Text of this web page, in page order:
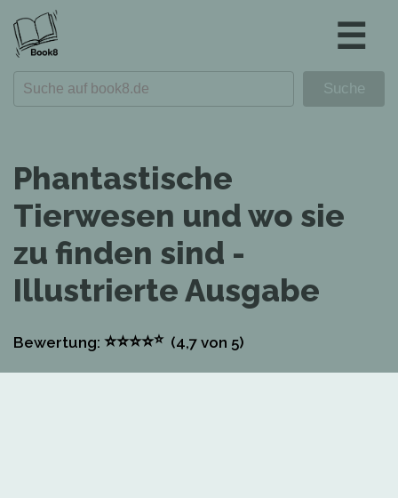
☰
Phantastische
Tierwesen und wo sie
zu finden sind -
Illustrierte Ausgabe
Bewertung: ⭐⭐⭐⭐⭐(4,7 von 5)